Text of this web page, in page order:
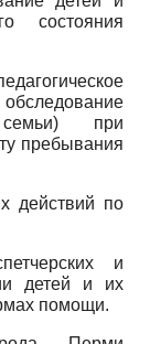
состояния
семьи) при
пребывания
действий по
и
детей и их
помощи.